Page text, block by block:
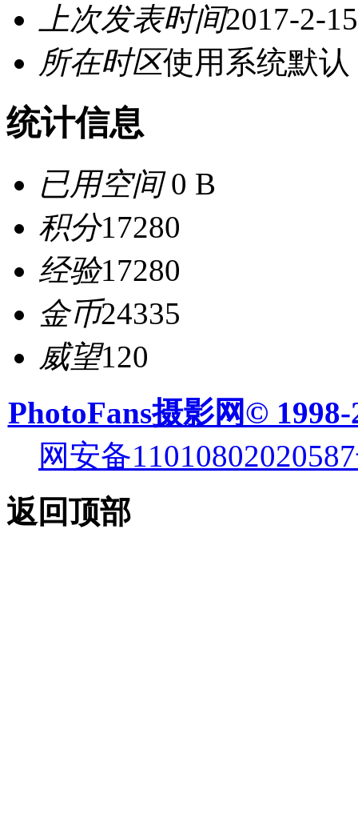
上次发表时间2017-2-
所在时区使用系统默认
统计信息
已用空间0 B
积分17280
经验17280
金币24335
威望120
PhotoFans摄影网© 1998-
网安备
返回顶部